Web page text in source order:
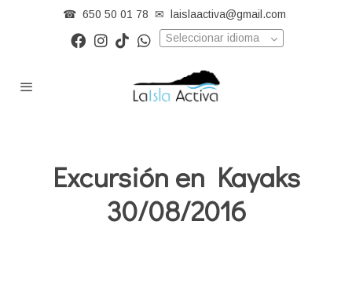
☎ 650 50 01 78 ✉
laislaactiva@gmail.com
Seleccionar idioma
Excursión en Kayaks
30/08/2016